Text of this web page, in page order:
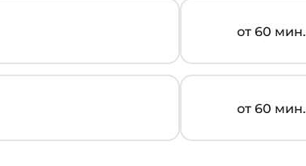
от 60 мин.
от 60 мин.